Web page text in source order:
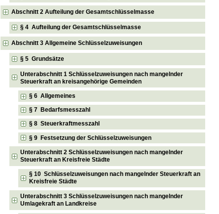
Abschnitt 2 Aufteilung der Gesamtschlüsselmasse
§ 4 Aufteilung der Gesamtschlüsselmasse
Abschnitt 3 Allgemeine Schlüsselzuweisungen
§ 5 Grundsätze
Unterabschnitt 1 Schlüsselzuweisungen nach mangelnder
Steuerkraft an kreisangehörige Gemeinden
§ 6 Allgemeines
§ 7 Bedarfsmesszahl
§ 8 Steuerkraftmesszahl
§ 9 Festsetzung der Schlüsselzuweisungen
Unterabschnitt 2 Schlüsselzuweisungen nach mangelnder
Steuerkraft an Kreisfreie Städte
§ 10 Schlüsselzuweisungen nach mangelnder Steuerkraft an
Kreisfreie Städte
Unterabschnitt 3 Schlüsselzuweisungen nach mangelnder
Umlagekraft an Landkreise